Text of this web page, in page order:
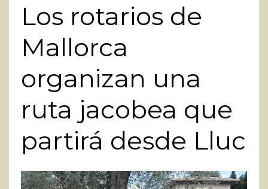
Los rotarios de
Mallorca
organizan una
ruta jacobea que
partirá desde Lluc